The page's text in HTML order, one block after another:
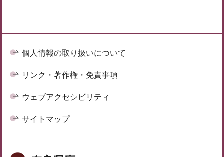
個人情報の取り扱いについて
リンク・著作権・免責事項
ウェブアクセシビリティ
サイトマップ